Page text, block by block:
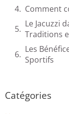
Comment
Le Jacuzzi
Traditions
Les
Sportifs
Catégories
Facebook
Twitter